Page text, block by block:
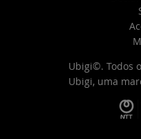
Ubigi©. Todos
Ubigi, uma